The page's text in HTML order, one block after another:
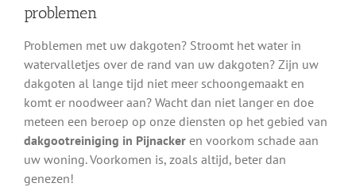
problemen
Problemen met uw dakgoten? Stroomt het water in
watervalletjes over de rand van uw dakgoten? Zijn uw
dakgoten al lange tijd niet meer schoongemaakt en
komt er noodweer aan? Wacht dan niet langer en doe
meteen een beroep op onze diensten op het gebied van
dakgootreiniging in Pijnackeren voorkom schade aan
uw woning. Voorkomen is, zoals altijd, beter dan
genezen!